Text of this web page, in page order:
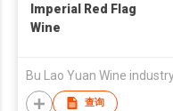
Imperial Red Flag
Wine
查询